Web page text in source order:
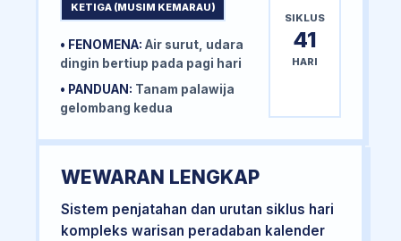
KETIGA (MUSIM KEMARAU)
• FENOMENA: Air surut, udara
dingin bertiup pada pagi hari
• PANDUAN: Tanam palawija
gelombang kedua
SIKLUS
41
HARI
WEWARAN LENGKAP
Sistem penjatahan dan urutan siklus hari
kompleks warisan peradaban kalender